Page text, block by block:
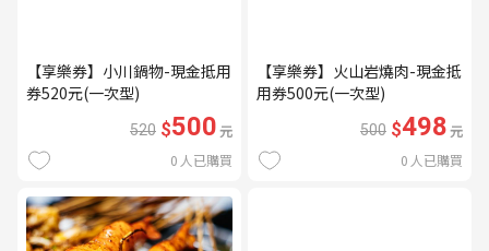
【享樂券】小川鍋物-現金抵用
券520元(一次型)
520 $500元
0 人已購買
【享樂券】火山岩燒肉-現金抵
用券500元(一次型)
500 $498元
0 人已購買